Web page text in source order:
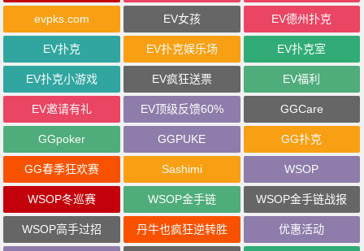
evpks.com EV女孩 EV德州扑克
EV扑克 EV扑克娱乐场 EV扑克室
EV扑克小游戏 EV疯狂送票 EV福利
EV邀请有礼 EV顶级反馈60% GGCare
GGpoker GGPUKE GG扑克
GG春季狂欢赛 Sashimi WSOP
WSOP冬巡赛 WSOP金手链 WSOP金手链战报
WSOP高手过招 丹牛也疯狂逆转胜 优惠活动